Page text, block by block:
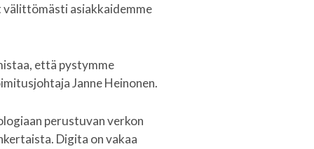
asiakkaidemme
että pystymme
Janne Heinonen.
perustuvan verkon
Digita on vakaa